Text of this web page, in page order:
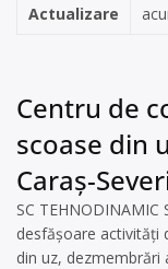
Actualizare
Centru de
scoase din
Caraș-
SC
desfăşoare activităţi
din uz,